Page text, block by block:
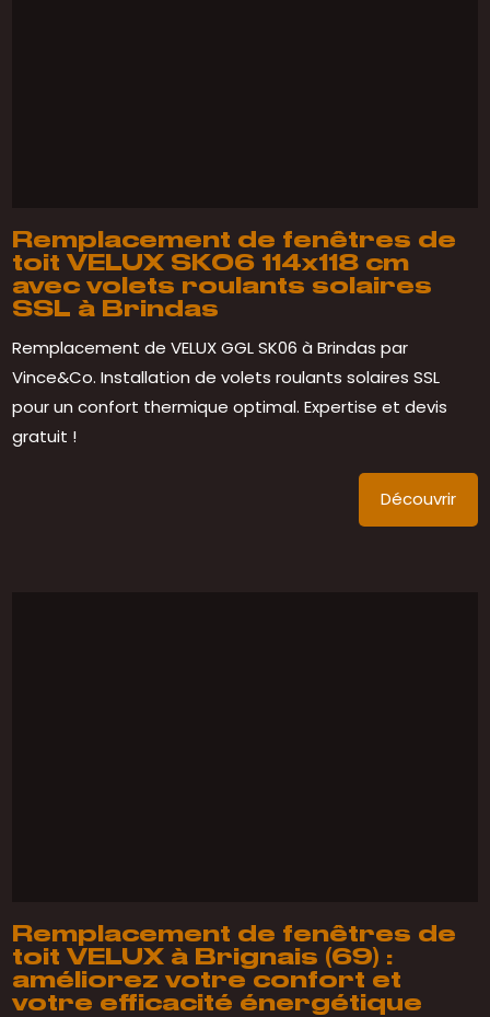
Remplacement de fenêtres de
toit VELUX SK06 114x118 cm
avec volets roulants solaires
SSL à Brindas
Remplacement de VELUX GGL SK06 à Brindas par
Vince&Co. Installation de volets roulants solaires SSL
pour un confort thermique optimal. Expertise et devis
gratuit !
Découvrir
Remplacement de fenêtres de
toit VELUX à Brignais (69) :
améliorez votre confort et
votre efficacité énergétique